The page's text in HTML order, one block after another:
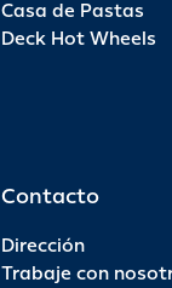
Casa de Pastas
Deck Hot Wheels
Contacto
Dirección
Trabaje con